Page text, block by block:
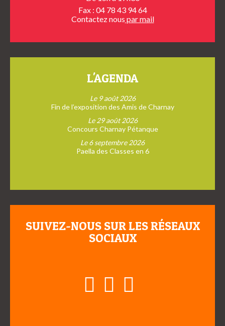
Fax : 04 78 43 94 64
Contactez nous par mail
L'AGENDA
Le 9 août 2026
Fin de l’exposition des Amis de Charnay
Le 29 août 2026
Concours Charnay Pétanque
Le 6 septembre 2026
Paella des Classes en 6
SUIVEZ-NOUS SUR LES RÉSEAUX
SOCIAUX